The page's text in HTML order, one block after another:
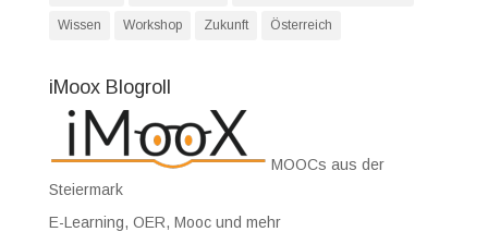
Wissen Workshop Zukunft Österreich
iMoox Blogroll
MOOCs aus der
Steiermark
E-Learning, OER, Mooc und mehr